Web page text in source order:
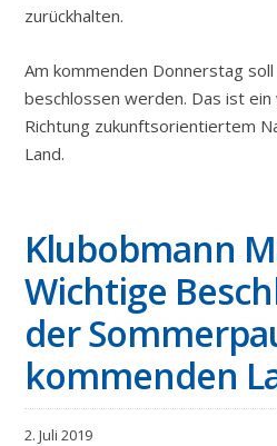
zurückhalten.
Am kommenden Donnerstag
beschlossen werden. Das ist
Richtung zukunftsorientiertem
Land.
Klubobmann
Wichtige
der
kommenden
2. Juli 2019